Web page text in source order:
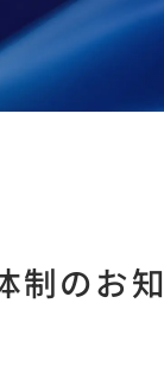
制のお知